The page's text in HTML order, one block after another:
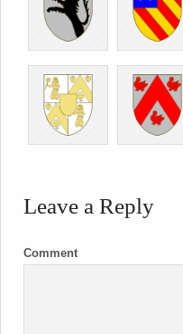
Leave a Reply
Comment